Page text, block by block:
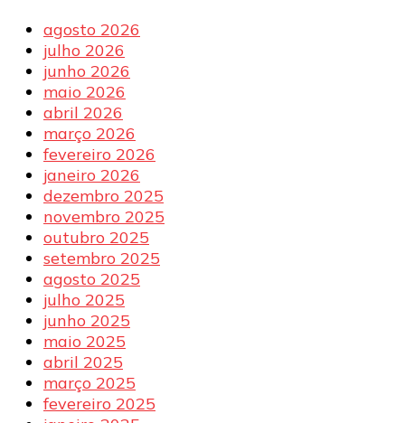
agosto 2026
julho 2026
junho 2026
maio 2026
abril 2026
março 2026
fevereiro 2026
janeiro 2026
dezembro 2025
novembro 2025
outubro 2025
setembro 2025
agosto 2025
julho 2025
junho 2025
maio 2025
abril 2025
março 2025
fevereiro 2025